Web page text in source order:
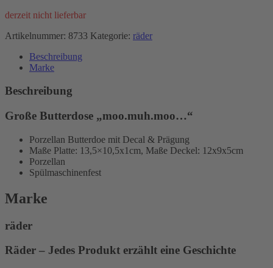
derzeit nicht lieferbar
Artikelnummer: 8733 Kategorie: räder
Beschreibung
Marke
Beschreibung
Große Butterdose „moo.muh.moo…“
Porzellan Butterdoe mit Decal & Prägung
Maße Platte: 13,5×10,5x1cm, Maße Deckel: 12x9x5cm
Porzellan
Spülmaschinenfest
Marke
räder
Räder – Jedes Produkt erzählt eine Geschichte